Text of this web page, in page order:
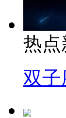
热点
双子